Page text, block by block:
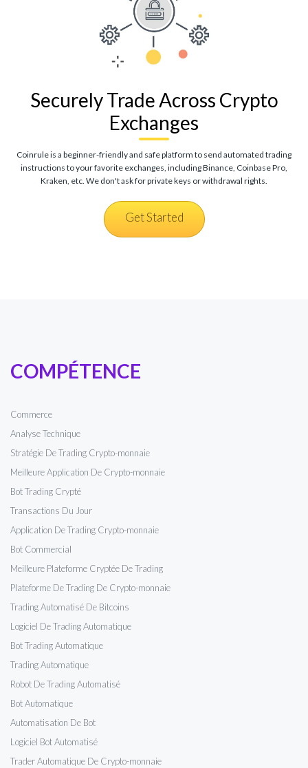
COMPÉTENCE
Commerce
Analyse Technique
Stratégie De Trading Crypto-monnaie
Meilleure Application De Crypto-monnaie
Bot Trading Crypté
Transactions Du Jour
Application De Trading Crypto-monnaie
Bot Commercial
Meilleure Plateforme Cryptée De Trading
Plateforme De Trading De Crypto-monnaie
Trading Automatisé De Bitcoins
Logiciel De Trading Automatique
Bot Trading Automatique
Trading Automatique
Robot De Trading Automatisé
Bot Automatique
Automatisation De Bot
Logiciel Bot Automatisé
Trader Automatique De Crypto-monnaie
Securely Trade Across Crypto
Exchanges
Coinrule is a beginner-friendly and safe platform to send automated trading
instructions to your favorite exchanges, including Binance, Coinbase Pro,
Kraken, etc. We don't ask for private keys or withdrawal rights.
Get Started